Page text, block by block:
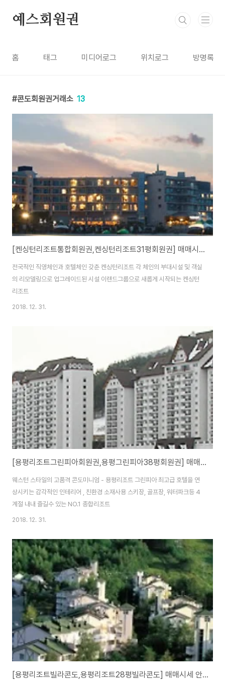
예스회원권
홈 태그 미디어로그 위치로그 방명록
콘도회원권거래소 13
[켄싱턴리조트통합회원권,켄싱턴리조트31평회원권] 매매시세 안내입니다.
전국적인 직영체인과 호텔체인 갖춘 켄싱턴리조트 각 체인의 부대시설 및 객실
의 리모델링으로 업그레이드된 시설 이랜드그룹으로 새롭게 시작되는 켄싱턴
리조트
2018. 12. 31.
[용평리조트그린피아회원권,용평그린피아38평회원권] 매매시세 안내입니다.
웨스턴 스타일의 고품격 콘도미니엄 - 용평리조트 그린피아 최고급 호텔을 연
상시키는 감각적인 인테리어 , 친환경 소재사용 스키장, 골프장, 워터파크등 4
계절 내내 즐길수 있는 NO.1 종합리조트
2018. 12. 31.
[용평리조트빌라콘도,용평리조트28평빌라콘도] 매매시세 안내입니다.